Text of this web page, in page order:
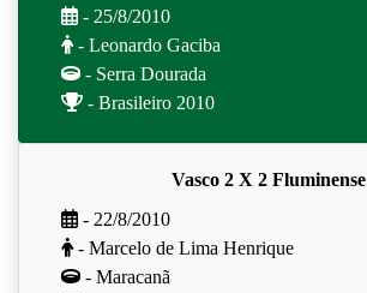
- 25/8/2010
- Leonardo Gaciba
- Serra Dourada
- Brasileiro 2010
Vasco 2 X 2 Fluminense
- 22/8/2010
- Marcelo de Lima Henrique
- Maracanã